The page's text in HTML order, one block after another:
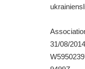
31/08/